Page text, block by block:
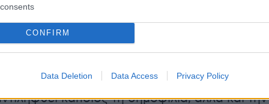
CONFIRM
Data Deletion Data Access Privacy Policy
προηγούμενων ετών, είναι ένας
κάποιος τη δημοφιλία, αλλά και την